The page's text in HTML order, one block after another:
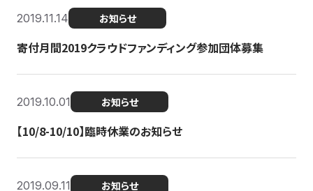
2019.11.14 お知らせ
寄付月間2019クラウドファンディング参加団体募集
2019.10.01 お知らせ
【10/8-10/10】臨時休業のお知らせ
2019.09.11 お知らせ